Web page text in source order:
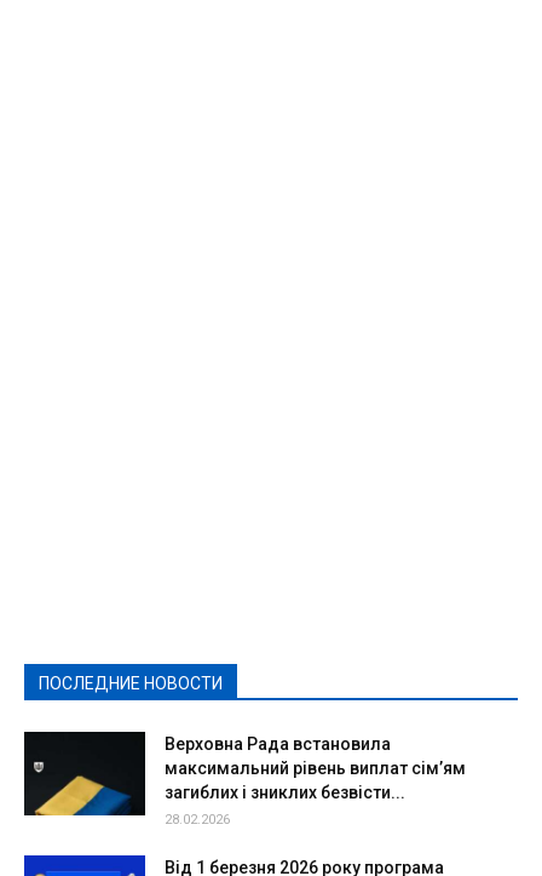
ПОСЛЕДНИЕ НОВОСТИ
Верховна Рада встановила
максимальний рівень виплат сім’ям
загиблих і зниклих безвісти...
28.02.2026
Від 1 березня 2026 року програма